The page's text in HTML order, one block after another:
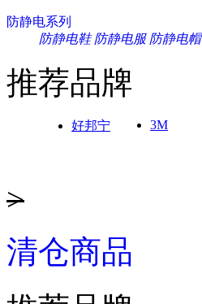
防静电系列
防静电鞋 防静电服 防静电帽
推荐品牌
好邦宁 3M
>
清仓商品